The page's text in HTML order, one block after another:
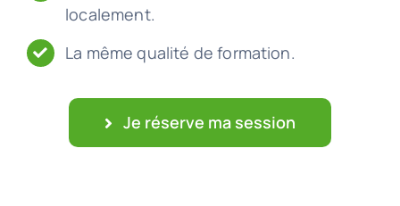
localement.
La même qualité de formation.
Je réserve ma session